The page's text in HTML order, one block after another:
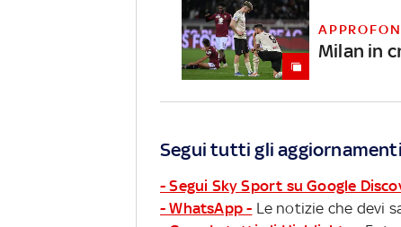
Milan in
Segui tutti gli
- Segui Sky Sport su Google
- WhatsApp - Le notizie che devi